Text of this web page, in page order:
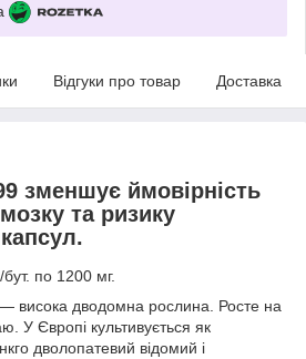
Відгуки про товар Доставка
зменшує ймовірність
та ризику
по 1200 мг.
— висока дводомна рослина. Росте на
У Європі культивується як
дволопатевий відомий і